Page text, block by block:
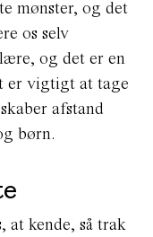
mønster, og det
os selv
og det er en
er vigtigt at tage
afstand
børn.
at kende, så trak